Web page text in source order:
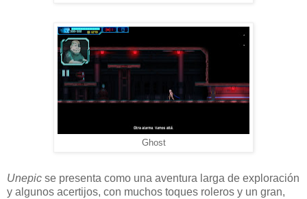
Ghost
Unepic se presenta como una aventura larga de exploración
y algunos acertijos, con muchos toques roleros y un gran,